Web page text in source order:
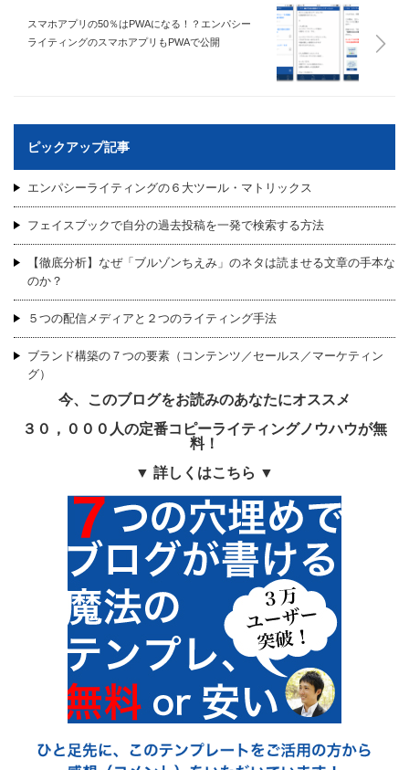
スマホアプリの50％はPWAになる！？エンパシー
ライティングのスマホアプリもPWAで公開
ピックアップ記事
エンパシーライティングの６大ツール・マトリックス
フェイスブックで自分の過去投稿を一発で検索する方法
【徹底分析】なぜ「ブルゾンちえみ」のネタは読ませる文章の手本な
のか？
５つの配信メディアと２つのライティング手法
ブランド構築の７つの要素（コンテンツ／セールス／マーケティン
グ）
今、このブログをお読みのあなたにオススメ
３０，０００人の定番コピーライティングノウハウが無
料！
▼ 詳しくはこちら ▼